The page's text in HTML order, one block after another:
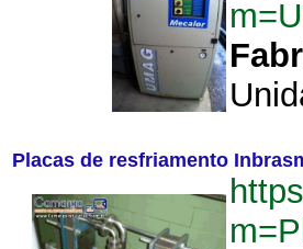
Placas de resfriamento